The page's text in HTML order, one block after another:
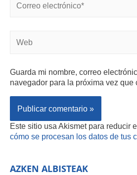
Guarda mi nombre, correo
navegador para la próxima vez que
Este sitio usa Akismet para reducir
cómo se procesan los datos de tus
AZKEN ALBISTEAK